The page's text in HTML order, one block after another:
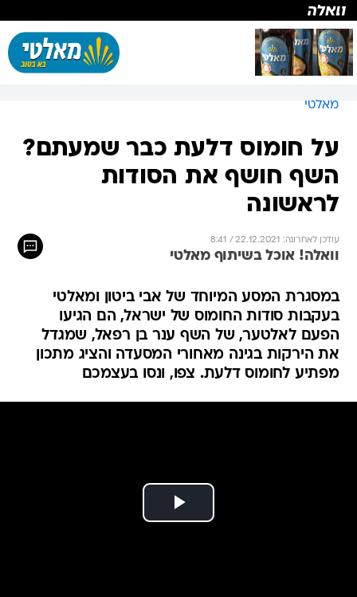
מאלטי
על חומוס דלעת כבר שמעתם?
השף חושף את הסודות
לראשונה
עודכן לאחרונה: 22.12.2021 / 8:41
וואלה! אוכל בשיתוף מאלטי
במסגרת המסע המיוחד של אבי ביטון ומאלטי
בעקבות סודות החומוס של ישראל, הם הגיעו
הפעם לאלטער, של השף ענר בן רפאל, שמגדל
את הירקות בגינה מאחורי המסעדה והציג מתכון
מפתיע לחומוס דלעת. צפו, ונסו בעצמכם